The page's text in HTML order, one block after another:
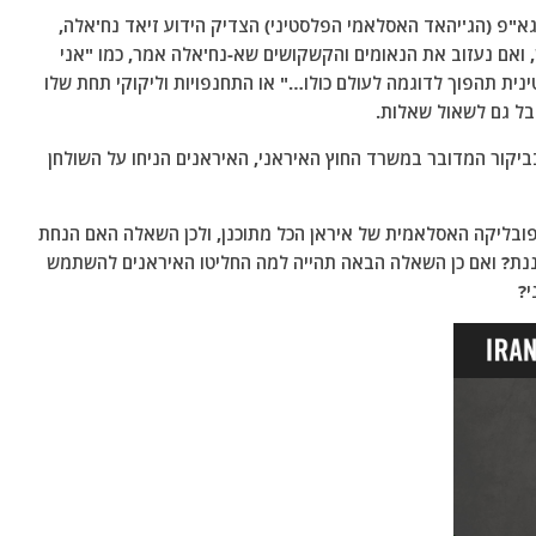
(הג'יהאד האסלאמי הפלסטיני) הצדיק הידוע זיאד נח'אלה,
נעזוב את הנאומים והקשקושים שא-נח'אלה אמר, כמו "אני
תהפוך לדוגמה לעולם כולו…" או התחנפויות וליקוקי תחת שלו
גם לשאול שאלות.
המדובר במשרד החוץ האיראני, האיראנים הניחו על השולחן
האסלאמית של איראן הכל מתוכנן, ולכן השאלה האם הנחת
ואם כן השאלה הבאה תהייה למה החליטו האיראנים להשתמש